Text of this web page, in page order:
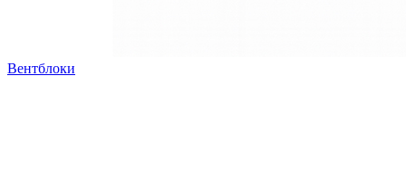
Вентблоки